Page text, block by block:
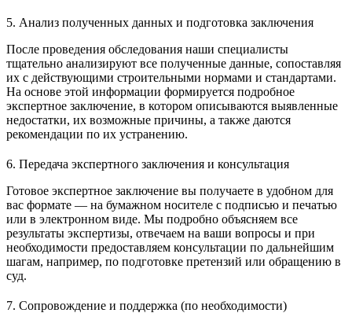
5. Анализ полученных данных и подготовка заключения
После проведения обследования наши специалисты
тщательно анализируют все полученные данные, сопоставляя
их с действующими строительными нормами и стандартами.
На основе этой информации формируется подробное
экспертное заключение, в котором описываются выявленные
недостатки, их возможные причины, а также даются
рекомендации по их устранению.
6. Передача экспертного заключения и консультация
Готовое экспертное заключение вы получаете в удобном для
вас формате — на бумажном носителе с подписью и печатью
или в электронном виде. Мы подробно объясняем все
результаты экспертизы, отвечаем на ваши вопросы и при
необходимости предоставляем консультации по дальнейшим
шагам, например, по подготовке претензий или обращению в
суд.
7. Сопровождение и поддержка (по необходимости)